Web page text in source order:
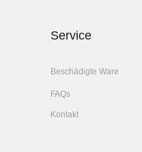
Service
Beschädigte Ware
FAQs
Kontakt